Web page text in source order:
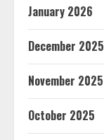
January 2026
December 2025
November 2025
October 2025